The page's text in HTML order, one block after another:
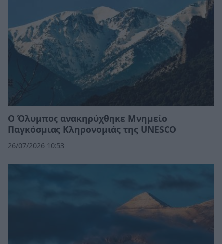
Ο Όλυμπος ανακηρύχθηκε Μνημείο
Παγκόσμιας Κληρονομιάς της UNESCO
26/07/2026 10:53